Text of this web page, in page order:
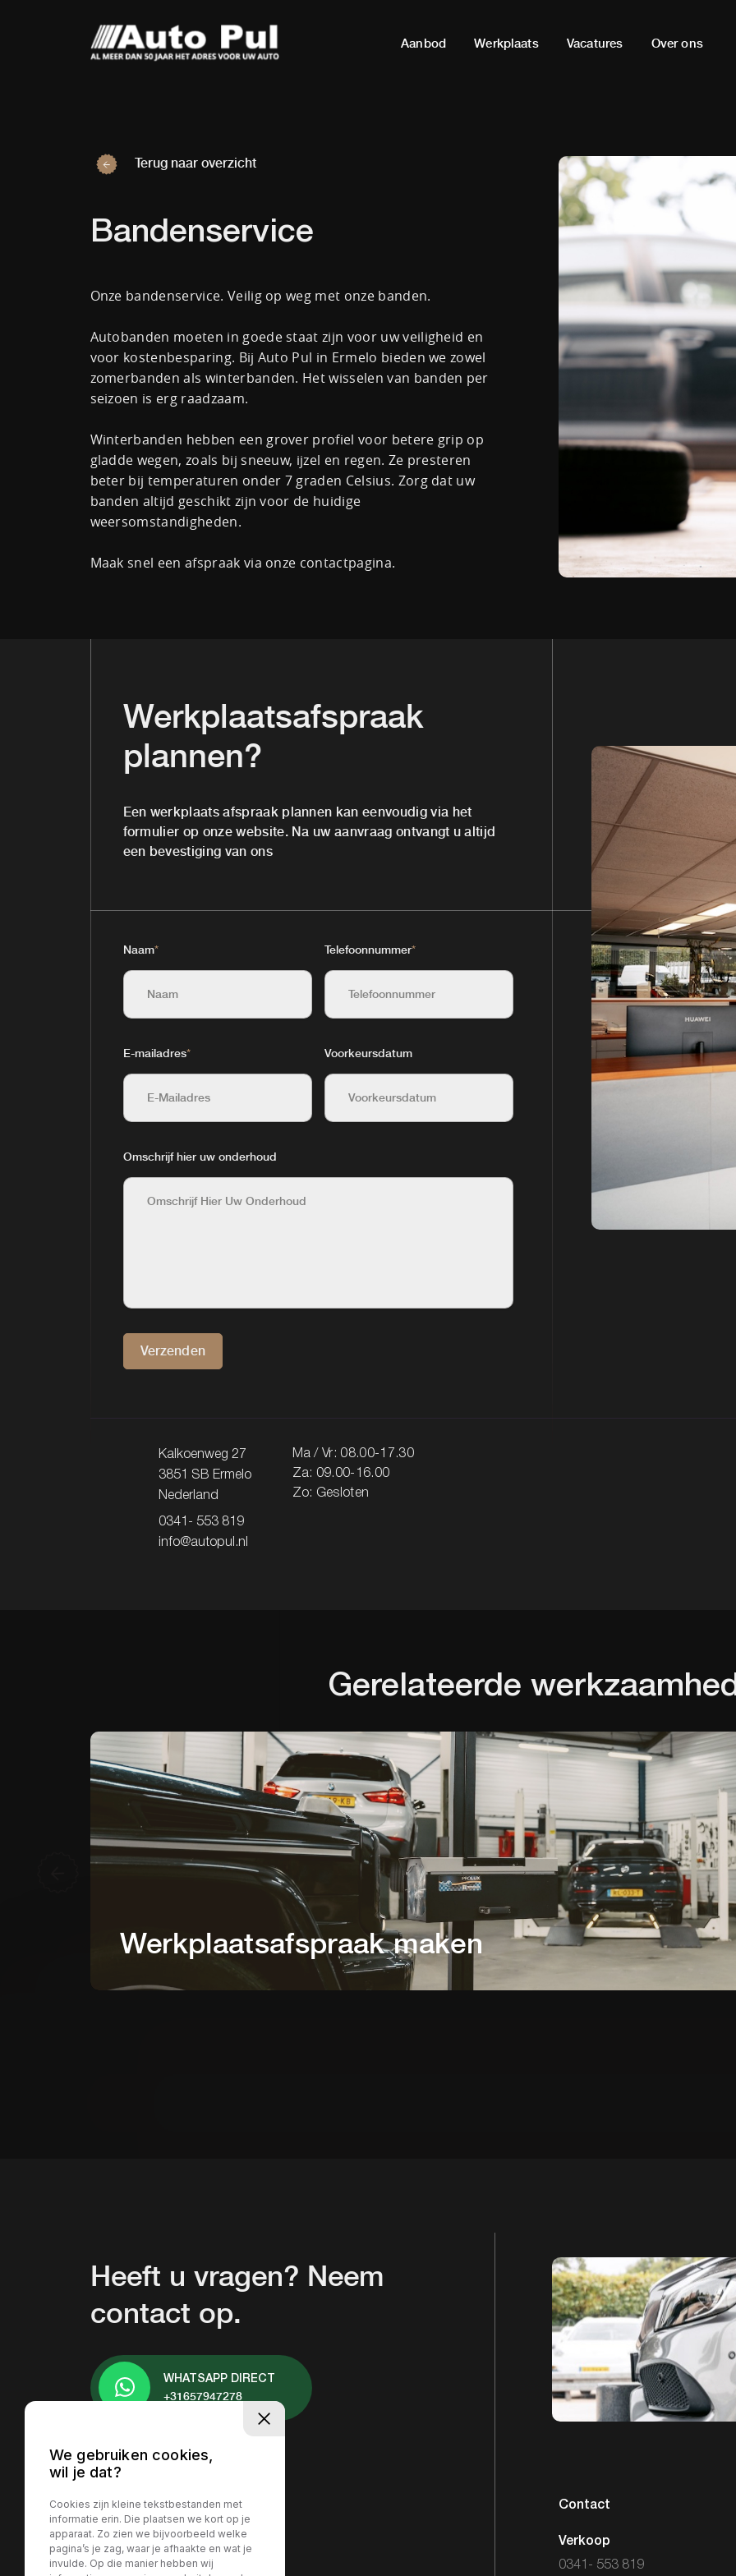
Aanbod Werkplaats Vacatures Over ons
Terug naar overzicht
Bandenservice
Onze bandenservice. Veilig op weg met onze banden.
Autobanden moeten in goede staat zijn voor uw veiligheid en
voor kostenbesparing. Bij Auto Pul in Ermelo bieden we zowel
zomerbanden als winterbanden. Het wisselen van banden per
seizoen is erg raadzaam.
Winterbanden hebben een grover profiel voor betere grip op
gladde wegen, zoals bij sneeuw, ijzel en regen. Ze presteren
beter bij temperaturen onder 7 graden Celsius. Zorg dat uw
banden altijd geschikt zijn voor de huidige
weersomstandigheden.
Maak snel een afspraak via onze contactpagina.
Werkplaatsafspraak
plannen?
Een werkplaats afspraak plannen kan eenvoudig via het
formulier op onze website. Na uw aanvraag ontvangt u altijd
een bevestiging van ons
Naam* Telefoonnummer*
E-mailadres* Voorkeursdatum
Omschrijf hier uw onderhoud
Verzenden
Kalkoenweg 27
3851 SB Ermelo
Nederland
Ma / Vr: 08.00-17.30
Za: 09.00-16.00
Zo: Gesloten
0341- 553 819
info@autopul.nl
Gerelateerde
Werkplaatsafspraak maken
Heeft u vragen? Neem
contact op.
WHATSAPP DIRECT
+31657947278
Contact
Verkoop
0341- 553 819
We gebruiken cookies,
wil je dat?
Cookies zijn kleine tekstbestanden met
informatie erin. Die plaatsen we kort op je
apparaat. Zo zien we bijvoorbeeld welke
pagina’s je zag, waar je afhaakte en wat je
invulde. Op die manier hebben wij